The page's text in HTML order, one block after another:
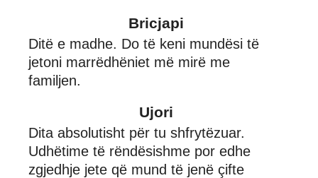
Bricjapi
Ditë e madhe. Do të keni mundësi të
jetoni marrëdhëniet më mirë me
familjen.
Ujori
Dita absolutisht për tu shfrytëzuar.
Udhëtime të rëndësishme por edhe
zgjedhje jete që mund të jenë çifte